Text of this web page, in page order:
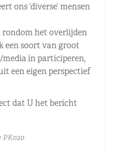
ons ‘diverse’ mensen
rondom het overlijden
een soort van groot
media in participeren,
een eigen perspectief
dat U het bericht
PK020